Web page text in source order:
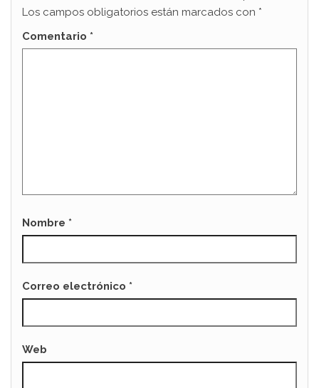
Los campos obligatorios están marcados con *
Comentario *
Nombre *
Correo electrónico *
Web